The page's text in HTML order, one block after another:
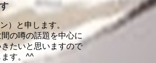
）と申します。
の噂の話題を中心に
たいと思いますので
す。^^